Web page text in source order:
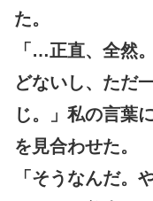
た。
「…正直、全然
どないし、ただ
じ。」私の言葉
を見合わせた。
「そうなんだ。